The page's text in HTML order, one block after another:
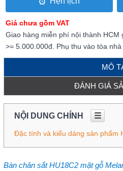
Giá chưa gồm VAT
Giao hàng miễn phí nội thành
>= 5.000.000đ. Phụ thu vào tòa
MÔ
ĐÁNH GIÁ
NỘI DUNG CHÍNH ☰
Đặc tính và kiểu dáng sản phẩm
Bàn chân sắt HU18C2 mặt gỗ